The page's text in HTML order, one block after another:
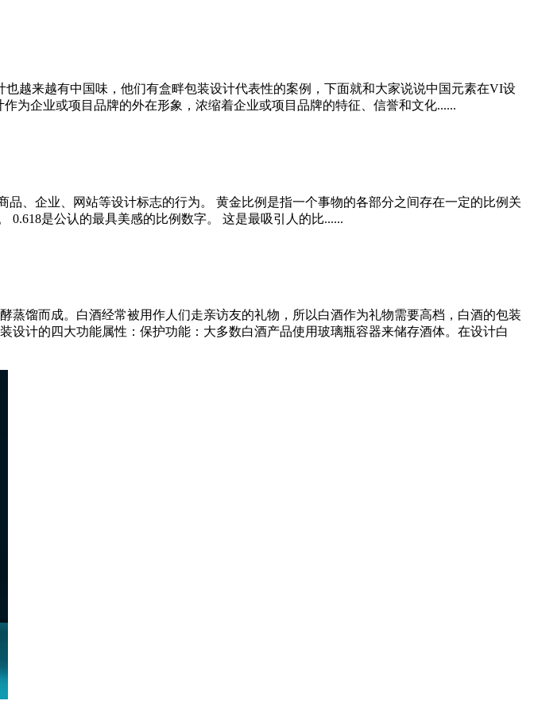
越来越有中国味，他们有盒畔包装设计代表性的案例，下面就和大家说说中国元素在VI设
业或项目品牌的外在形象，浓缩着企业或项目品牌的特征、信誉和文化......
、企业、网站等设计标志的行为。 黄金比例是指一个事物的各部分之间存在一定的比例关
0.618是公认的最具美感的比例数字。 这是最吸引人的比......
馏而成。白酒经常被用作人们走亲访友的礼物，所以白酒作为礼物需要高档，白酒的包装
计的四大功能属性：保护功能：大多数白酒产品使用玻璃瓶容器来储存酒体。在设计白